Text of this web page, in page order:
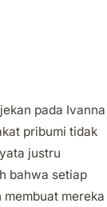
pada Ivanna
pribumi tidak
justru
bahwa setiap
mereka